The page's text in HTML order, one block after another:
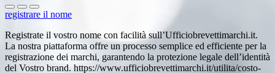
registrare il nome
Registrate il vostro nome con facilità sull’Ufficiobrevettimarchi.it.
La nostra piattaforma offre un processo semplice ed efficiente per la
registrazione dei marchi, garantendo la protezione legale dell’identità
del Vostro brand. https://www.ufficiobrevettimarchi.it/utilita/costo-